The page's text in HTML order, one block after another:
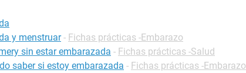
y menstruar - Fichas prácticas -Embarazo
sin estar embarazada - Fichas prácticas -Salud
saber si estoy embarazada - Fichas prácticas -Embarazo